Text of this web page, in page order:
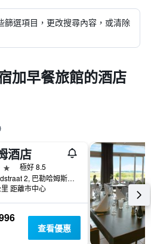
篩選項目，更改搜尋內容，或清除
加早餐旅館的酒店
酒店
極好 8.5
Noordstraat 2, 巴勒哈姆斯泰德, 澤蘭, 荷蘭
距離市中心
查看優惠